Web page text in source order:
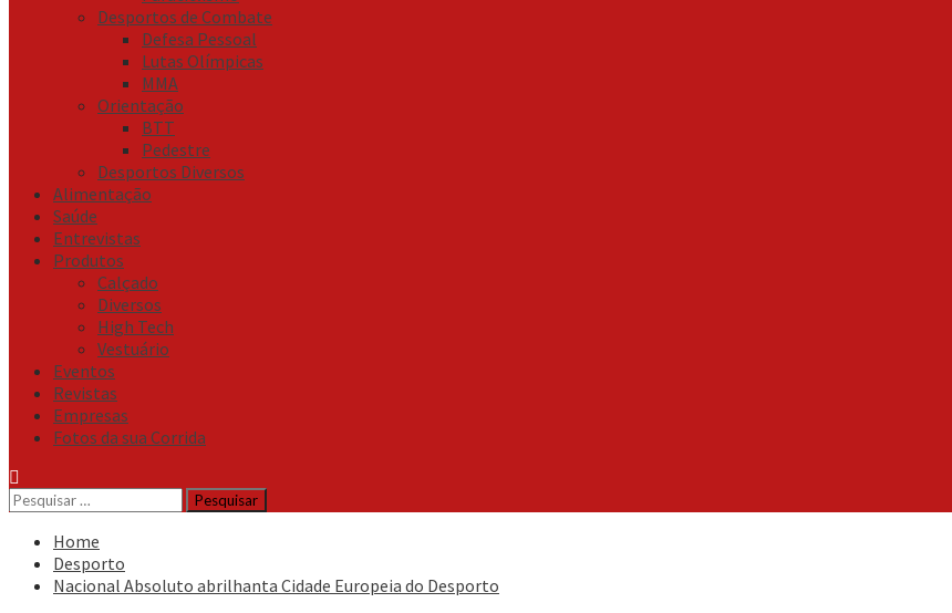
Desportos de Combate
Defesa Pessoal
Lutas Olímpicas
MMA
Orientação
BTT
Pedestre
Desportos Diversos
Alimentação
Saúde
Entrevistas
Produtos
Calçado
Diversos
High Tech
Vestuário
Eventos
Revistas
Empresas
Fotos da sua Corrida
Pesquisar
por:
Home
Desporto
Nacional Absoluto abrilhanta Cidade Europeia do Desporto